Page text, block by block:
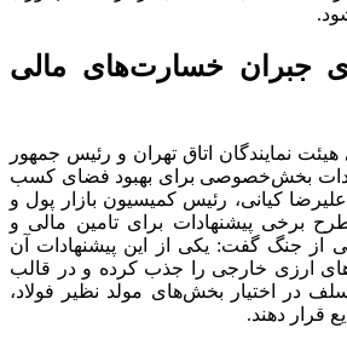
جبران خسارت‌های مالی
نمایندگان اتاق تهران و رئیس جمهور
بخش‌خصوصی برای بهبود فضای کسب
کیانی، رئیس کمیسیون بازار پول و
برخی پیشنهادات برای تامین مالی و
از جنگ گفت: یکی از این پیشنهادات آن
ارزی خارجی را جذب کرده و در قالب
در اختیار بخش‌های مولد نظیر فولاد،
قرار دهند.